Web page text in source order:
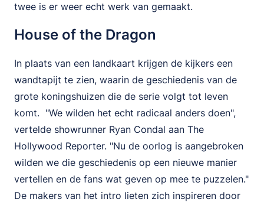
twee is er weer echt werk van gemaakt.
House of the Dragon
In plaats van een landkaart krijgen de kijkers een
wandtapijt te zien, waarin de geschiedenis van de
grote koningshuizen die de serie volgt tot leven
komt. "We wilden het echt radicaal anders doen",
vertelde showrunner Ryan Condal aan The
Hollywood Reporter. "Nu de oorlog is aangebroken
wilden we die geschiedenis op een nieuwe manier
vertellen en de fans wat geven op mee te puzzelen."
De makers van het intro lieten zich inspireren door